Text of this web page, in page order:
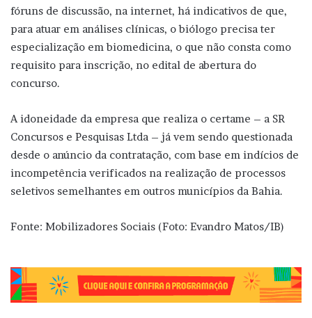
fóruns de discussão, na internet, há indicativos de que,
para atuar em análises clínicas, o biólogo precisa ter
especialização em biomedicina, o que não consta como
requisito para inscrição, no edital de abertura do
concurso.
A idoneidade da empresa que realiza o certame – a SR
Concursos e Pesquisas Ltda – já vem sendo questionada
desde o anúncio da contratação, com base em indícios de
incompetência verificados na realização de processos
seletivos semelhantes em outros municípios da Bahia.
Fonte: Mobilizadores Sociais (Foto: Evandro Matos/IB)